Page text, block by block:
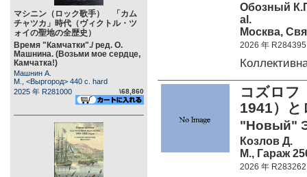
マシニン（ロック歌手） 「カム
チャツカ」時代（ヴィクトル・ツ
ォイの聖地の全歴史）
Время "Камчатки"./ ред. О.
Машнина. (Возьми мое сердце,
Камчатка!)
Машнин А.
М., <Выргород> 440 c. hard
2025 年 R281000
\68,860
Обозный
al.
Москва,
2026 年 R284395
コズロフ
1941）
"Новый"
Козлов Д.
М., Гараж
2026 年 R283262